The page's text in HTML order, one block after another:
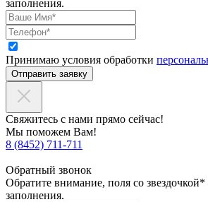
заполнения.
Принимаю условия обработки
Отправить заявку
Свяжитесь с нами прямо сейчас!
Мы поможем Вам!
8 (8452) 711-711
Обратный звонок
Обратите внимание, поля со звездочкой*
заполнения.